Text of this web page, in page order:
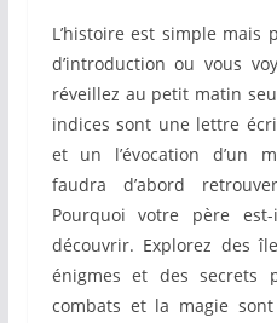
L’histoire est simple mais
d’introduction ou vous
réveillez au petit matin
indices sont une lettre
et un l’évocation d’un
faudra d’abord
Pourquoi votre père
découvrir. Explorez des
énigmes et des secrets
combats et la magie